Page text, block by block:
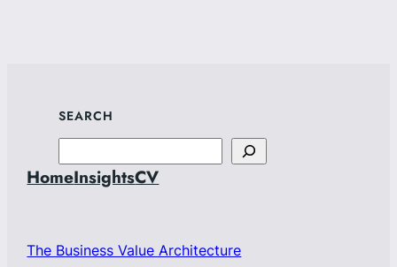
SEARCH
HomeInsightsCV
The Business Value Architecture